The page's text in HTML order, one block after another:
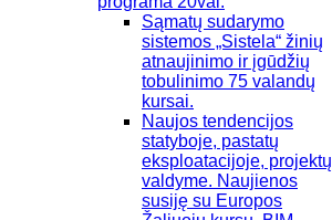
Sąmatų sudarymo
sistemos „Sistela“ žinių
atnaujinimo ir įgūdžių
tobulinimo 75 valandų
kursai.
Naujos tendencijos
statyboje, pastatų
eksploatacijoje, projektų
valdyme. Naujienos
susiję su Europos